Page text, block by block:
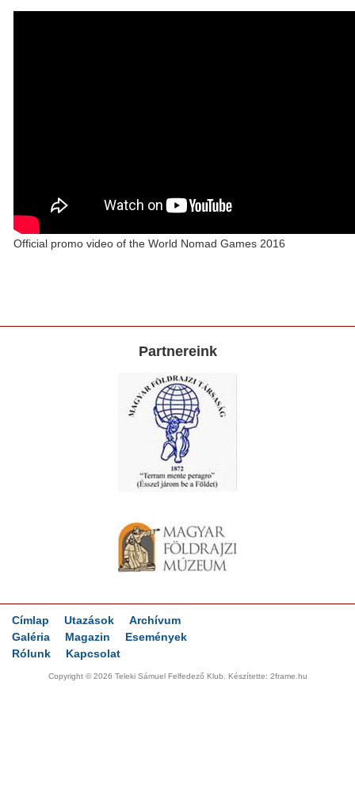
Official promo video of the World Nomad Games 2016
Partnereink
Címlap Utazások
Archívum
Galéria
Magazin
Események
Rólunk
Kapcsolat
Copyright © 2026 Teleki Sámuel Felfedező Klub. Készítette: 2frame.hu